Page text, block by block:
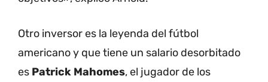
Otro inversor es la leyenda del fútbol
americano y que tiene un salario desorbitado
es Patrick Mahomes, el jugador de los